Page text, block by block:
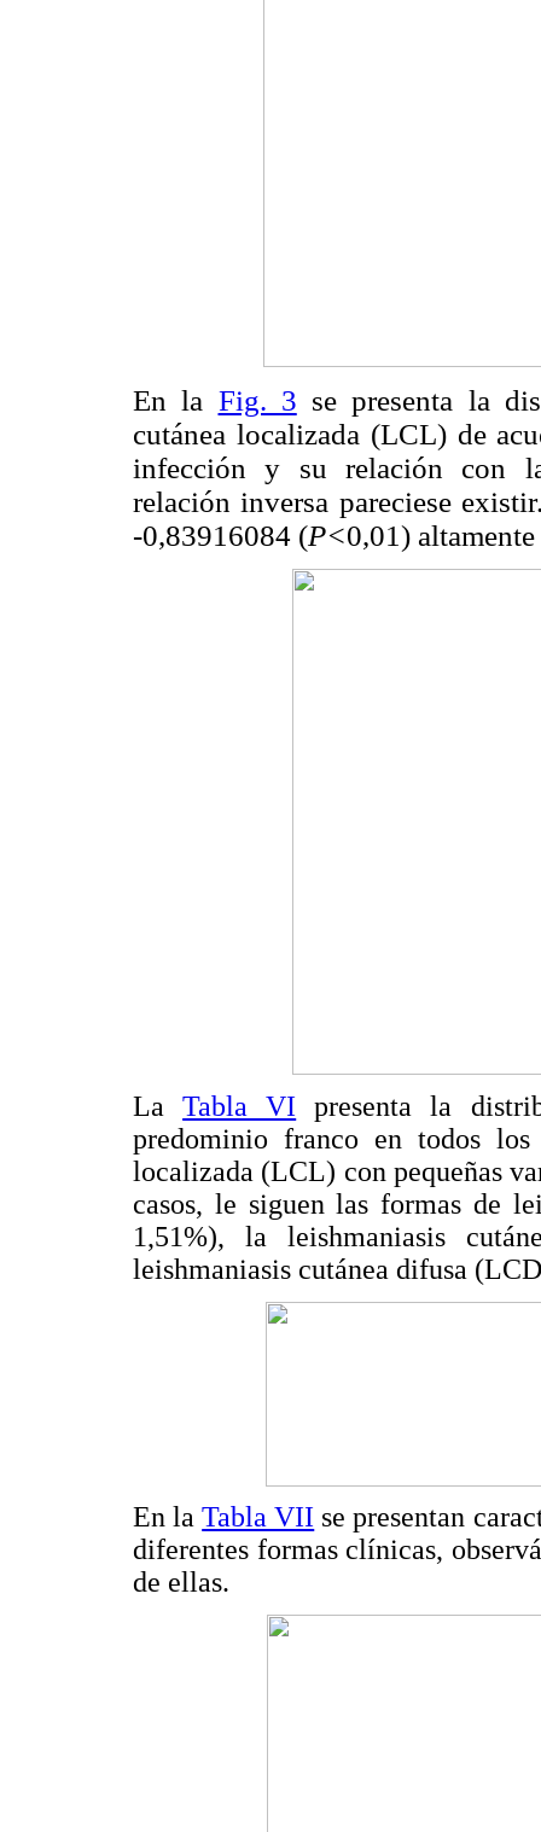
En la Fig. 3 se presenta la
cutánea localizada (LCL) de
infección y su relación con
relación inversa pareciese
-0,83916084 (P<0,01)
LaTabla VI presenta la
predominio franco en todos
localizada (LCL) con pequeñas
casos, le siguen las formas de
1,51%), la leishmaniasis
leishmaniasis cutánea difusa
En laTabla VII se presentan
diferentes formas clínicas,
de ellas.